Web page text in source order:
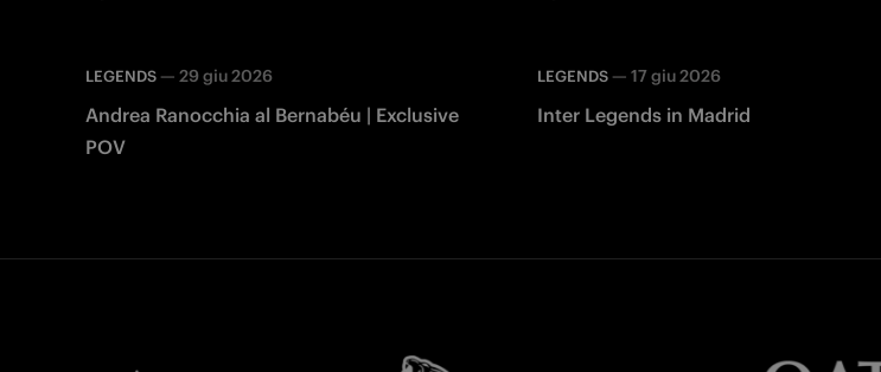
LEGENDS — 29 giu 2026
Andrea Ranocchia al Bernabéu | Exclusive
POV
LEGENDS— 17 giu 2026
Inter Legends in Madrid